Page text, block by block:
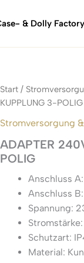
& Dolly Factory
Start /
KUPPLUNG 3-POLIG
Stromversorgung
ADAPTER
POLIG
Anschluss
Anschluss
Spannung:
Stromstärke:
Schutzart:
Material: